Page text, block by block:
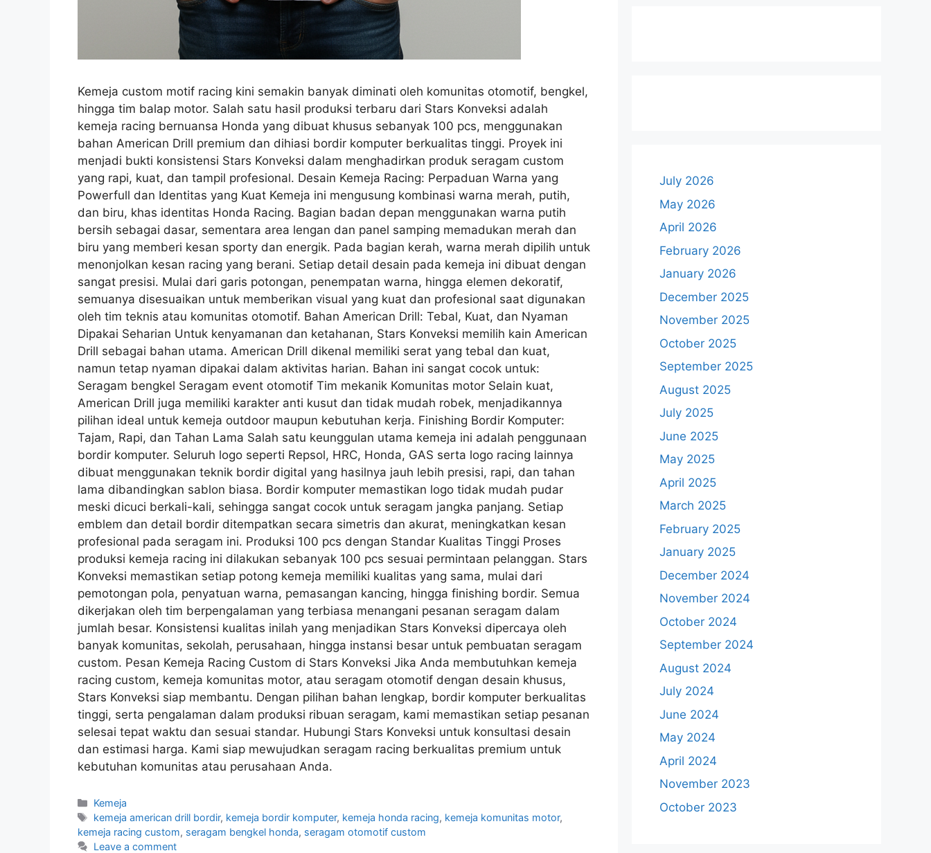
Kemeja custom motif racing kini semakin banyak diminati oleh komunitas otomotif, bengkel,
hingga tim balap motor. Salah satu hasil produksi terbaru dari Stars Konveksi adalah
kemeja racing bernuansa Honda yang dibuat khusus sebanyak 100 pcs, menggunakan
bahan American Drill premium dan dihiasi bordir komputer berkualitas tinggi. Proyek ini
menjadi bukti konsistensi Stars Konveksi dalam menghadirkan produk seragam custom
yang rapi, kuat, dan tampil profesional. Desain Kemeja Racing: Perpaduan Warna yang
Powerfull dan Identitas yang Kuat Kemeja ini mengusung kombinasi warna merah, putih,
dan biru, khas identitas Honda Racing. Bagian badan depan menggunakan warna putih
bersih sebagai dasar, sementara area lengan dan panel samping memadukan merah dan
biru yang memberi kesan sporty dan energik. Pada bagian kerah, warna merah dipilih untuk
menonjolkan kesan racing yang berani. Setiap detail desain pada kemeja ini dibuat dengan
sangat presisi. Mulai dari garis potongan, penempatan warna, hingga elemen dekoratif,
semuanya disesuaikan untuk memberikan visual yang kuat dan profesional saat digunakan
oleh tim teknis atau komunitas otomotif. Bahan American Drill: Tebal, Kuat, dan Nyaman
Dipakai Seharian Untuk kenyamanan dan ketahanan, Stars Konveksi memilih kain American
Drill sebagai bahan utama. American Drill dikenal memiliki serat yang tebal dan kuat,
namun tetap nyaman dipakai dalam aktivitas harian. Bahan ini sangat cocok untuk:
Seragam bengkel Seragam event otomotif Tim mekanik Komunitas motor Selain kuat,
American Drill juga memiliki karakter anti kusut dan tidak mudah robek, menjadikannya
pilihan ideal untuk kemeja outdoor maupun kebutuhan kerja. Finishing Bordir Komputer:
Tajam, Rapi, dan Tahan Lama Salah satu keunggulan utama kemeja ini adalah penggunaan
bordir komputer. Seluruh logo seperti Repsol, HRC, Honda, GAS serta logo racing lainnya
dibuat menggunakan teknik bordir digital yang hasilnya jauh lebih presisi, rapi, dan tahan
lama dibandingkan sablon biasa. Bordir komputer memastikan logo tidak mudah pudar
meski dicuci berkali-kali, sehingga sangat cocok untuk seragam jangka panjang. Setiap
emblem dan detail bordir ditempatkan secara simetris dan akurat, meningkatkan kesan
profesional pada seragam ini. Produksi 100 pcs dengan Standar Kualitas Tinggi Proses
produksi kemeja racing ini dilakukan sebanyak 100 pcs sesuai permintaan pelanggan. Stars
Konveksi memastikan setiap potong kemeja memiliki kualitas yang sama, mulai dari
pemotongan pola, penyatuan warna, pemasangan kancing, hingga finishing bordir. Semua
dikerjakan oleh tim berpengalaman yang terbiasa menangani pesanan seragam dalam
jumlah besar. Konsistensi kualitas inilah yang menjadikan Stars Konveksi dipercaya oleh
banyak komunitas, sekolah, perusahaan, hingga instansi besar untuk pembuatan seragam
custom. Pesan Kemeja Racing Custom di Stars Konveksi Jika Anda membutuhkan kemeja
racing custom, kemeja komunitas motor, atau seragam otomotif dengan desain khusus,
Stars Konveksi siap membantu. Dengan pilihan bahan lengkap, bordir komputer berkualitas
tinggi, serta pengalaman dalam produksi ribuan seragam, kami memastikan setiap pesanan
selesai tepat waktu dan sesuai standar. Hubungi Stars Konveksi untuk konsultasi desain
dan estimasi harga. Kami siap mewujudkan seragam racing berkualitas premium untuk
kebutuhan komunitas atau perusahaan Anda.
Kemeja
kemeja american drill bordir, kemeja bordir komputer, kemeja honda racing, kemeja komunitas motor,
kemeja racing custom, seragam bengkel honda, seragam otomotif custom
Leave a comment
July 2026
May 2026
April 2026
February 2026
January 2026
December 2025
November 2025
October 2025
September 2025
August 2025
July 2025
June 2025
May 2025
April 2025
March 2025
February 2025
January 2025
December 2024
November 2024
October 2024
September 2024
August 2024
July 2024
June 2024
May 2024
April 2024
November 2023
October 2023